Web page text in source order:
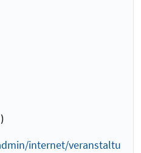
internet/veranstaltu